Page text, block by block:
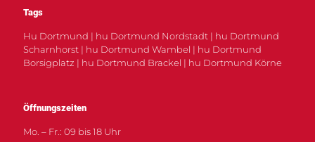
Tags
Hu Dortmund | hu Dortmund Nordstadt | hu Dortmund
Scharnhorst | hu Dortmund Wambel | hu Dortmund
Borsigplatz | hu Dortmund Brackel | hu Dortmund Körne
Öffnungszeiten
Mo. – Fr.: 09 bis 18 Uhr